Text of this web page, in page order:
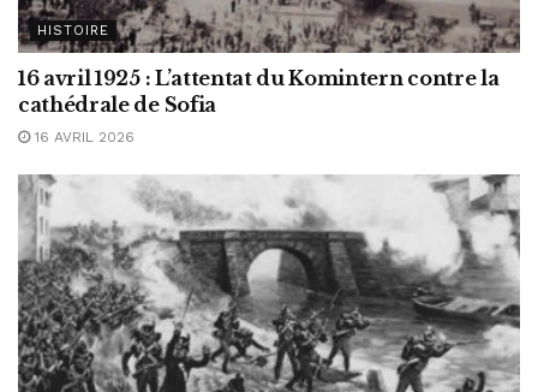
HISTOIRE
16 avril 1925 : L’attentat du Komintern contre la
cathédrale de Sofia
16 AVRIL 2026